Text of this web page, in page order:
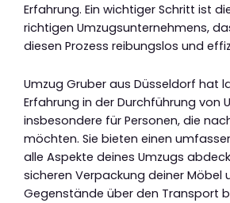
Erfahrung. Ein wichtiger Schritt ist
richtigen Umzugsunternehmens,
diesen Prozess reibungslos und
Umzug Gruber aus Düsseldorf hat
Erfahrung in der Durchführung von
insbesondere für Personen, die
möchten. Sie bieten einen
alle Aspekte deines Umzugs
sicheren Verpackung deiner Möbel
Gegenstände über den Transport